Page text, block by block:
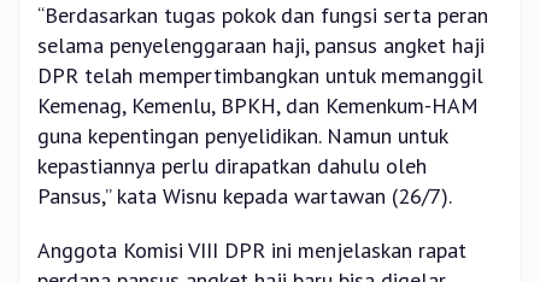
“Berdasarkan tugas pokok dan fungsi serta peran
selama penyelenggaraan haji, pansus angket haji
DPR telah mempertimbangkan untuk memanggil
Kemenag, Kemenlu, BPKH, dan Kemenkum-HAM
guna kepentingan penyelidikan. Namun untuk
kepastiannya perlu dirapatkan dahulu oleh
Pansus,” kata Wisnu kepada wartawan (26/7).
Anggota Komisi VIII DPR ini menjelaskan rapat